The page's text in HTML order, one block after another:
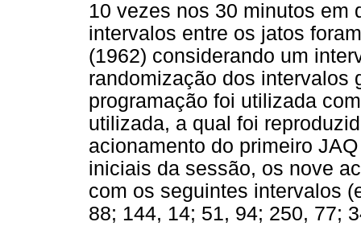
10 vezes nos 30 minutos em
intervalos entre os jatos
(1962) considerando um
randomização dos intervalos
programação foi utilizada
utilizada, a qual foi
acionamento do primeiro
iniciais da sessão, os nove
com os seguintes intervalos
88; 144, 14; 51, 94; 250, 77;